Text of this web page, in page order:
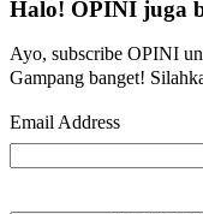
Halo! OPINI juga
Ayo, subscribe OPINI
Gampang banget!
Email Address